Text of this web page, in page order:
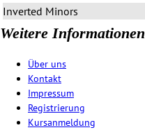
Inverted Minors
Weitere Informationen
Über uns
Kontakt
Impressum
Registrierung
Kursanmeldung